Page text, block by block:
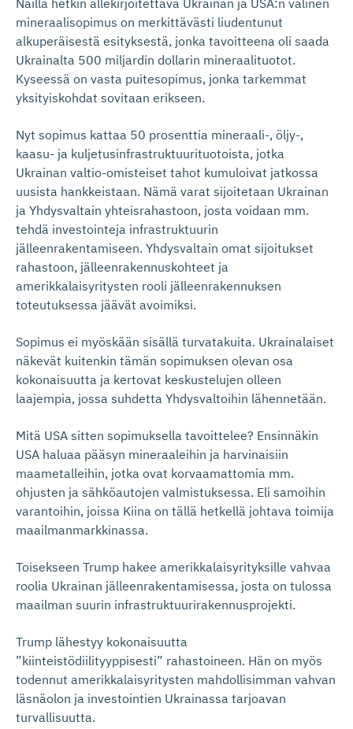
Näillä hetkin allekirjoitettava Ukrainan ja USA:n välinen
mineraalisopimus on merkittävästi liudentunut
alkuperäisestä esityksestä, jonka tavoitteena oli saada
Ukrainalta 500 miljardin dollarin mineraalituotot.
Kyseessä on vasta puitesopimus, jonka tarkemmat
yksityiskohdat sovitaan erikseen.
Nyt sopimus kattaa 50 prosenttia mineraali-, öljy-,
kaasu- ja kuljetusinfrastruktuurituotoista, jotka
Ukrainan valtio-omisteiset tahot kumuloivat jatkossa
uusista hankkeistaan. Nämä varat sijoitetaan Ukrainan
ja Yhdysvaltain yhteisrahastoon, josta voidaan mm.
tehdä investointeja infrastruktuurin
jälleenrakentamiseen. Yhdysvaltain omat sijoitukset
rahastoon, jälleenrakennuskohteet ja
amerikkalaisyritysten rooli jälleenrakennuksen
toteutuksessa jäävät avoimiksi.
Sopimus ei myöskään sisällä turvatakuita. Ukrainalaiset
näkevät kuitenkin tämän sopimuksen olevan osa
kokonaisuutta ja kertovat keskustelujen olleen
laajempia, jossa suhdetta Yhdysvaltoihin lähennetään.
Mitä USA sitten sopimuksella tavoittelee? Ensinnäkin
USA haluaa pääsyn mineraaleihin ja harvinaisiin
maametalleihin, jotka ovat korvaamattomia mm.
ohjusten ja sähköautojen valmistuksessa. Eli samoihin
varantoihin, joissa Kiina on tällä hetkellä johtava toimija
maailmanmarkkinassa.
Toisekseen Trump hakee amerikkalaisyrityksille vahvaa
roolia Ukrainan jälleenrakentamisessa, josta on tulossa
maailman suurin infrastruktuurirakennusprojekti.
Trump lähestyy kokonaisuutta
”kiinteistödiilityyppisesti” rahastoineen. Hän on myös
todennut amerikkalaisyritysten mahdollisimman vahvan
läsnäolon ja investointien Ukrainassa tarjoavan
turvallisuutta.